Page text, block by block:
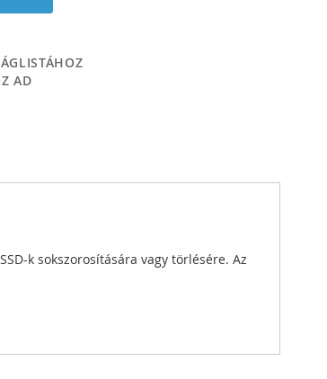
AD
k sokszorosítására vagy törlésére. Az